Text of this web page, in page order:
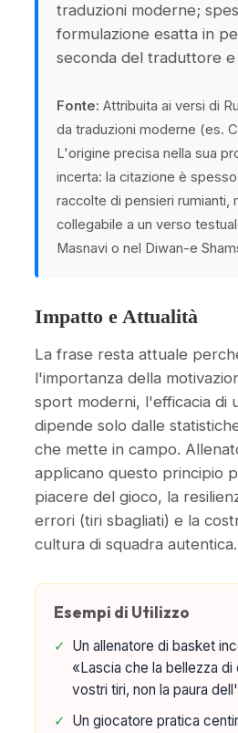
traduzioni moderne;
formulazione esatta in
seconda del traduttore
Fonte: Attribuita ai versi di
da traduzioni moderne (es.
L'origine precisa nella sua
incerta: la citazione è
raccolte di pensieri rumianti,
collegabile a un verso
Masnavi o nel Diwan-e
Impatto e Attualità
La frase resta attuale
l'importanza della
sport moderni, l'efficacia di
dipende solo dalle
che mette in campo.
applicano questo principio
piacere del gioco, la
errori (tiri sbagliati) e la
cultura di squadra autentica.
Esempi di Utilizzo
✓ Un allenatore di basket
«Lascia che la bellezza di
vostri tiri, non la paura
✓ Un giocatore pratica